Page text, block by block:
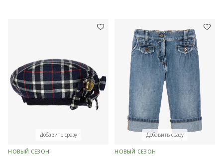
Добавить сразу
НОВЫЙ СЕЗОН
Добавить сразу
НОВЫЙ СЕЗОН